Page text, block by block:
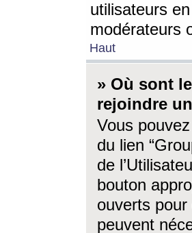
utilisateurs
modérateurs
Haut
» Où sont
rejoindre
Vous
du lien
de
bouton
ouverts
peuvent